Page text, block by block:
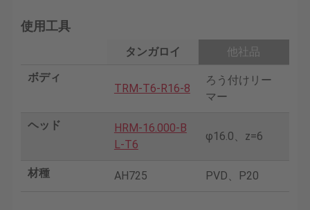
使用工具
タンガロイ
他社品
ボディ
TRM-T6-R16-8
ろう付けリー
マー
ヘッド
HRM-16.000-B
L-T6
φ16.0、z=6
材種 AH725 PVD、P20